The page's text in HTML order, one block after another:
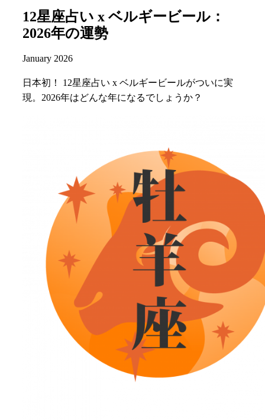
12星座占い x ベルギービール：
2026年の運勢
January 2026
日本初！ 12星座占い x ベルギービールがついに実
現。2026年はどんな年になるでしょうか？